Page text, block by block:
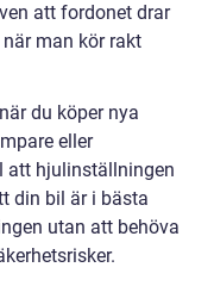
att fordonet drar
man kör rakt
du köper nya
eller
att hjulinställningen
din bil är i bästa
utan att behöva